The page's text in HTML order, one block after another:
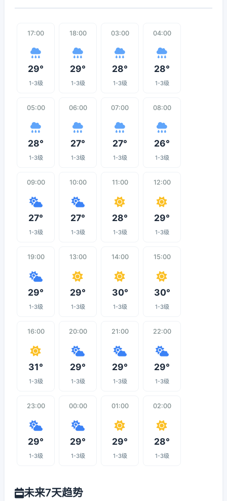
17:00
29°
1-3级
18:00
29°
1-3级
03:00
28°
1-3级
04:00
28°
1-3级
05:00
28°
1-3级
06:00
27°
1-3级
07:00
27°
1-3级
08:00
26°
1-3级
09:00
27°
1-3级
10:00
27°
1-3级
11:00
28°
1-3级
12:00
29°
1-3级
19:00
29°
1-3级
13:00
29°
1-3级
14:00
30°
1-3级
15:00
30°
1-3级
16:00
31°
1-3级
20:00
29°
1-3级
21:00
29°
1-3级
22:00
29°
1-3级
23:00
29°
1-3级
00:00
29°
1-3级
01:00
29°
1-3级
02:00
28°
1-3级
未来7天趋势